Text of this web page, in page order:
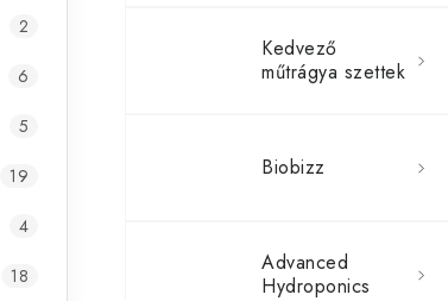
2
6
5
19
4
18
Kedvező
műtrágya szettek
Biobizz
Advanced
Hydroponics